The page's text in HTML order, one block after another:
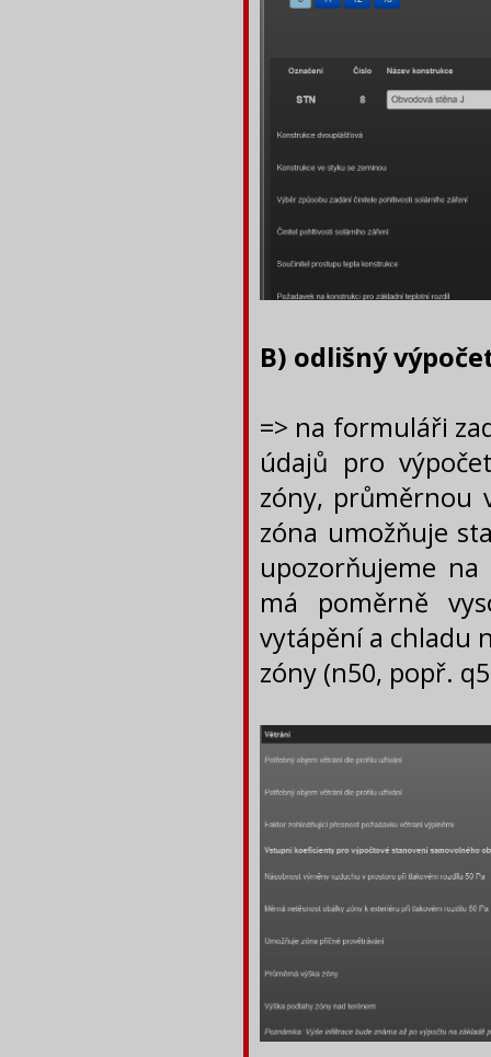
B) odlišný
=> na formuláři
údajů pro
zóny, průměrnou
zóna umožňuje
upozorňujeme
má poměrně
vytápění a chladu
zóny (n50, popř.